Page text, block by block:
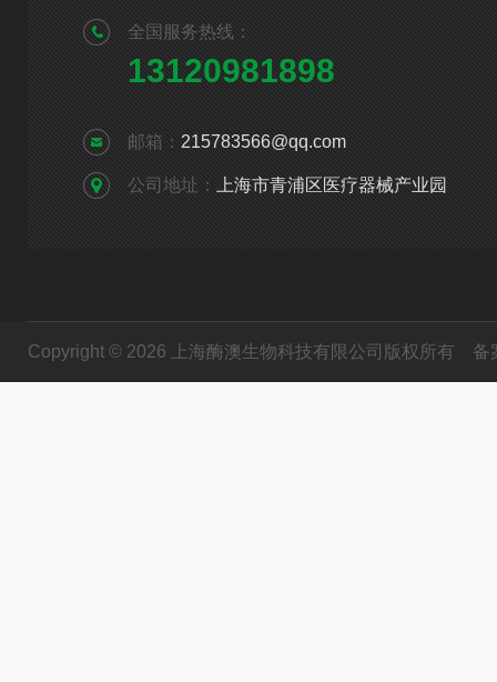
全国服务热线：
13120981898
邮箱： 215783566@qq.com
公司地址： 上海市青浦区医疗器械产业园
Copyright © 2026 上海酶澳生物科技有限公司版权所有 备